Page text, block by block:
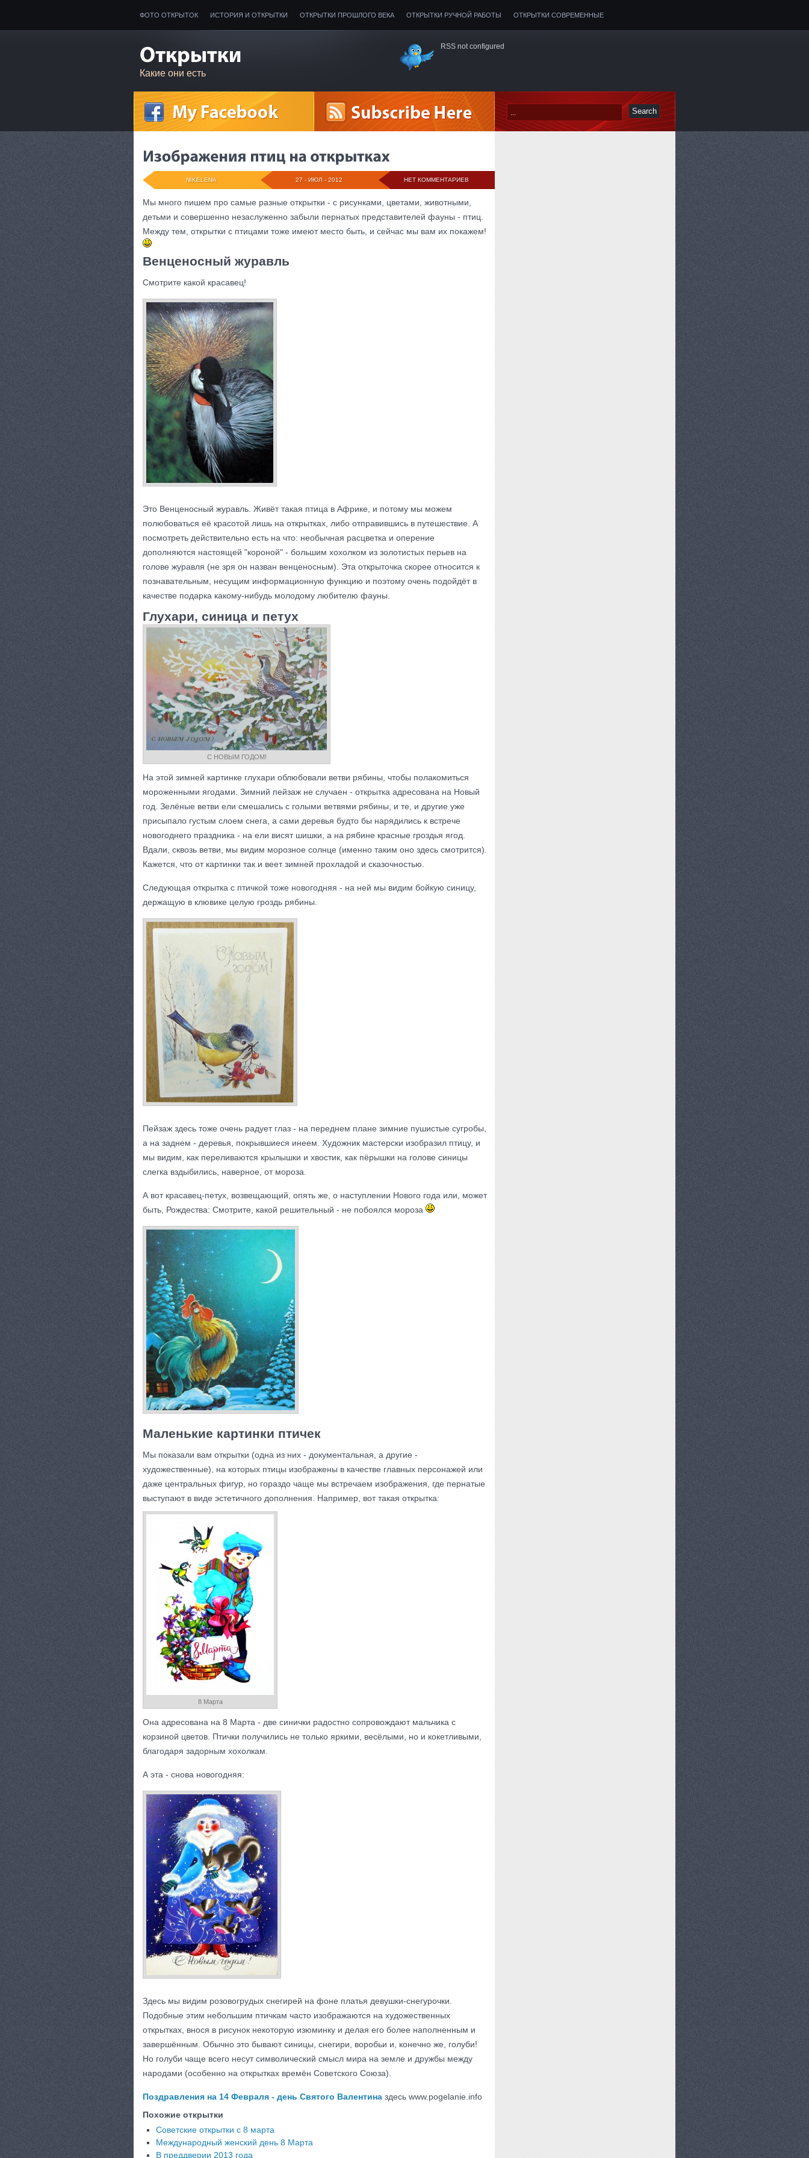
ФОТО ОТКРЫТОК ИСТОРИЯ И ОТКРЫТКИ ОТКРЫТКИ ПРОШЛОГО ВЕКА ОТКРЫТКИ РУЧНОЙ РАБОТЫ ОТКРЫТКИ СОВРЕМЕННЫЕ
Какие они есть
RSS not configured
НЕТ КОММЕНТАРИЕВ
27 - ИЮЛ - 2012
NIKELENA
Мы много пишем про самые разные открытки - с рисунками, цветами, животными,
детьми и совершенно незаслуженно забыли пернатых представителей фауны - птиц.
Между тем, открытки с птицами тоже имеют место быть, и сейчас мы вам их покажем!
Венценосный журавль
Смотрите какой красавец!
Это Венценосный журавль. Живёт такая птица в Африке, и потому мы можем
полюбоваться её красотой лишь на открытках, либо отправившись в путешествие. А
посмотреть действительно есть на что: необычная расцветка и оперение
дополняются настоящей "короной" - большим хохолком из золотистых перьев на
голове журавля (не зря он назван венценосным). Эта открыточка скорее относится к
познавательным, несущим информационную функцию и поэтому очень подойдёт в
качестве подарка какому-нибудь молодому любителю фауны.
Глухари, синица и петух
С НОВЫМ ГОДОМ!
На этой зимней картинке глухари облюбовали ветви рябины, чтобы полакомиться
мороженными ягодами. Зимний пейзаж не случаен - открытка адресована на Новый
год. Зелёные ветви ели смешались с голыми ветвями рябины, и те, и другие уже
присыпало густым слоем снега, а сами деревья будто бы нарядились к встрече
новогоднего праздника - на ели висят шишки, а на рябине красные гроздья ягод.
Вдали, сквозь ветви, мы видим морозное солнце (именно таким оно здесь смотрится).
Кажется, что от картинки так и веет зимней прохладой и сказочностью.
Следующая открытка с птичкой тоже новогодняя - на ней мы видим бойкую синицу,
держащую в клювике целую гроздь рябины.
Пейзаж здесь тоже очень радует глаз - на переднем плане зимние пушистые сугробы,
а на заднем - деревья, покрывшиеся инеем. Художник мастерски изобразил птицу, и
мы видим, как переливаются крылышки и хвостик, как пёрышки на голове синицы
слегка вздыбились, наверное, от мороза.
А вот красавец-петух, возвещающий, опять же, о наступлении Нового года или, может
быть, Рождества: Смотрите, какой решительный - не побоялся мороза
Маленькие картинки птичек
Мы показали вам открытки (одна из них - документальная, а другие -
художественные), на которых птицы изображены в качестве главных персонажей или
даже центральных фигур, но гораздо чаще мы встречаем изображения, где пернатые
выступают в виде эстетичного дополнения. Например, вот такая открытка:
8 Марта
Она адресована на 8 Марта - две синички радостно сопровождают мальчика с
корзиной цветов. Птички получились не только яркими, весёлыми, но и кокетливыми,
благодаря задорным хохолкам.
А эта - снова новогодняя:
Здесь мы видим розовогрудых снегирей на фоне платья девушки-снегурочки.
Подобные этим небольшим птичкам часто изображаются на художественных
открытках, внося в рисунок некоторую изюминку и делая его более наполненным и
завершённым. Обычно это бывают синицы, снегири, воробьи и, конечно же, голуби!
Но голуби чаще всего несут символический смысл мира на земле и дружбы между
народами (особенно на открытках времён Советского Союза).
Поздравления на 14 Февраля - день Святого Валентина здесь www.pogelanie.info
Похожие открытки
Советские открытки с 8 марта
Международный женский день 8 Марта
В преддверии 2013 года